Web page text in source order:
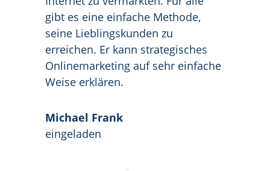
gibt es eine einfache Methode,
seine Lieblingskunden zu
erreichen. Er kann strategisches
Onlinemarketing auf sehr einfache
Weise erklären.
Michael Frank
eingeladen